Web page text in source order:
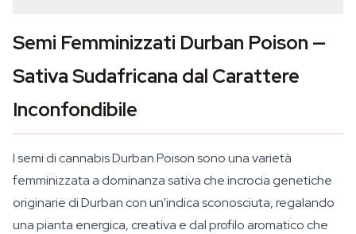
Semi Femminizzati Durban Poison —
Sativa Sudafricana dal Carattere
Inconfondibile
I semi di cannabis Durban Poison sono una varietà
femminizzata a dominanza sativa che incrocia genetiche
originarie di Durban con un'indica sconosciuta, regalando
una pianta energica, creativa e dal profilo aromatico che